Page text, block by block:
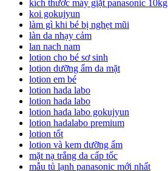
kích thước máy giặt panasonic 10kg
koi gokujyun
làm gì khi bé bị nghẹt mũi
làn da nhạy cảm
lan nach nam
lotion cho bé sơ sinh
lotion dưỡng ẩm da mặt
lotion em bé
lotion hada labo
lotion hada labo
lotion hada labo gokujyun
lotion hadalabo premium
lotion tốt
lotion và kem dưỡng ẩm
mặt nạ trắng da cấp tốc
mẫu tủ lạnh panasonic mới nhất